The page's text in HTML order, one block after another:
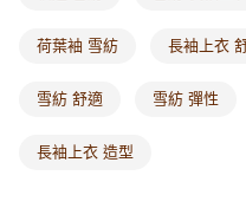
荷葉袖 雪紡 長袖上衣
雪紡 舒適 雪紡 彈性
長袖上衣 造型